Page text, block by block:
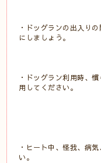
・ドッグランの出入り
にしましょう。
・ドッグラン利用時、
用してください。
・ヒート中、怪我、病
い。